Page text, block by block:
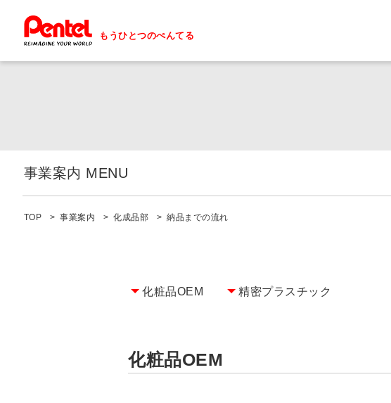
もうひとつのぺんてる
事業案内 MENU
事業案内 一覧へ
TOP 事業案内 化成品部 納品までの流れ
化粧品OEM 精密プラスチック
化粧品OEM